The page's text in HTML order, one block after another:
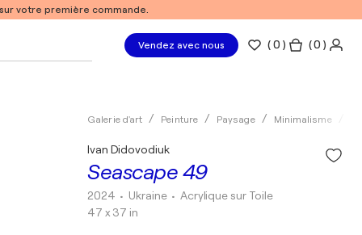
votre première commande.
Vendez avec nous (0 ) ( 0 )
Galerie d'art Peinture Paysage Minimalisme
Seascape 49
Ivan Didovodiuk
2024 • Ukraine • Acrylique sur Toile
47 x 37 in